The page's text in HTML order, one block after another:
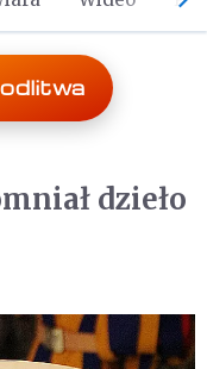
dzieło